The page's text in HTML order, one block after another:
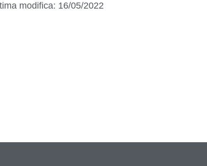
modifica: 16/05/2022